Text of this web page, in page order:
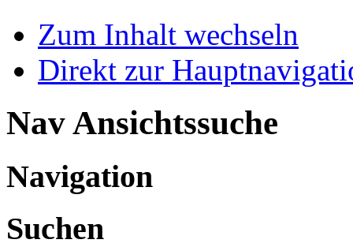
Zum Inhalt wechseln
Direkt zur
Nav Ansichtssuche
Navigation
Suchen